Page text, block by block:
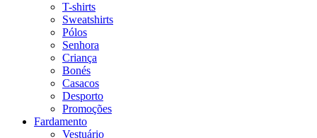
T-shirts
Sweatshirts
Pólos
Senhora
Criança
Bonés
Casacos
Desporto
Promoções
Fardamento
Vestuário